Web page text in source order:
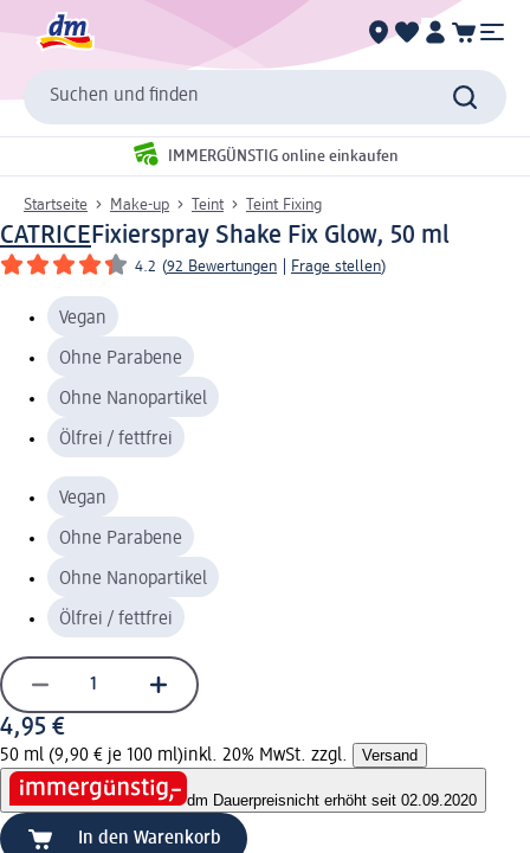
Suchen und finden
IMMERGÜNSTIG online einkaufen
Startseite Make-up Teint Teint Fixing
CATRICEFixierspray Shake Fix Glow, 50 ml
4.2 (92 Bewertungen Frage stellen)
Vegan
Ohne Parabene
Ohne Nanopartikel
Ölfrei / fettfrei
Vegan
Ohne Parabene
Ohne Nanopartikel
Ölfrei / fettfrei
4,95 €
50 ml (9,90 € je 100 ml)inkl. 20% MwSt. zzgl. Versand
dm Dauerpreisnicht erhöht seit 02.09.2020
In den Warenkorb